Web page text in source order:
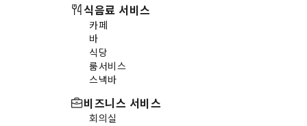
식음료 서비스
카페
바
식당
룸서비스
스낵바
비즈니스 서비스
회의실